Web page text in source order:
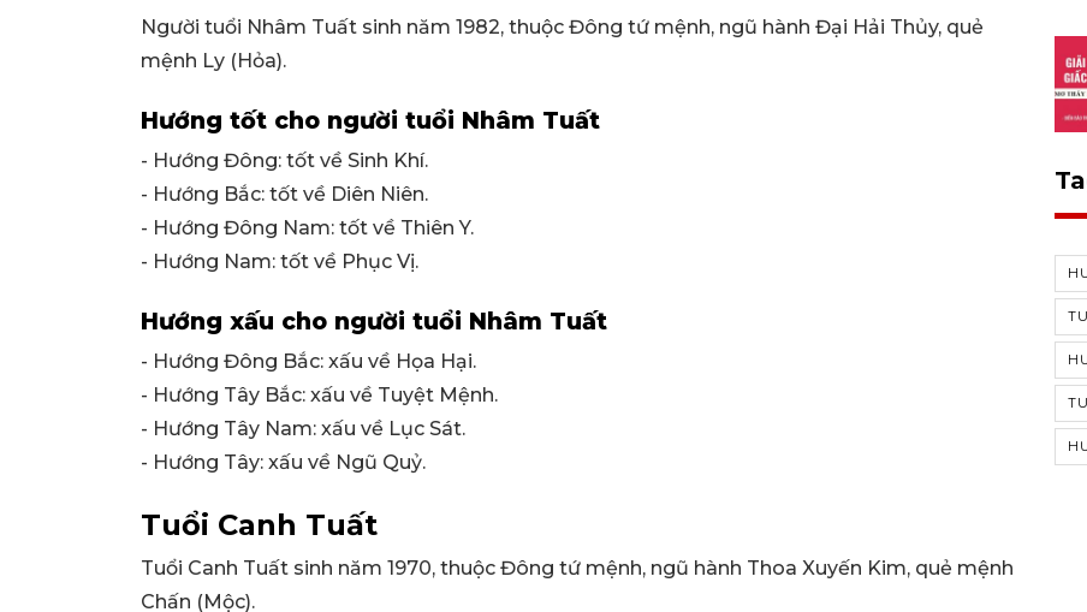
Người tuổi Nhâm Tuất sinh năm 1982, thuộc Đông tứ mệnh, ngũ hành Đại Hải Thủy, quẻ
mệnh Ly (Hỏa).
Hướng tốt cho người tuổi Nhâm Tuất
- Hướng Đông: tốt về Sinh Khí.
- Hướng Bắc: tốt về Diên Niên.
- Hướng Đông Nam: tốt về Thiên Y.
- Hướng Nam: tốt về Phục Vị.
Hướng xấu cho người tuổi Nhâm Tuất
- Hướng Đông Bắc: xấu về Họa Hại.
- Hướng Tây Bắc: xấu về Tuyệt Mệnh.
- Hướng Tây Nam: xấu về Lục Sát.
- Hướng Tây: xấu về Ngũ Quỷ.
Tuổi Canh Tuất
Tuổi Canh Tuất sinh năm 1970, thuộc Đông tứ mệnh, ngũ hành Thoa Xuyến Kim, quẻ mệnh
Chấn (Mộc).